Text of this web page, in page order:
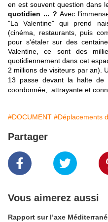
en est souvent question dans
quotidien ... ? Avec
"La Valentine" qui prend
(cinéma, restaurants, puis
pour s'étaler sur des
Valentine, ce sont des
quotidiennement dans cet
2 millions de visiteurs par an).
13 passe devant la halte de
coordonnée, attrayante et
#DOCUMENT #Déplacements
Partager
Vous aimerez aussi
Rapport sur l’axe